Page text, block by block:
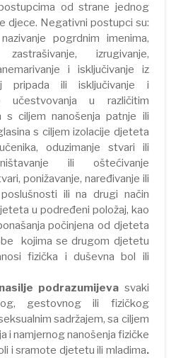
od strane jednog
djece. Negativni postupci su:
pogrdnim imenima,
zastrašivanje, izrugivanje,
i isključivanje iz
pripada ili isključivanje i
učestvovanja u različitim
s ciljem nanošenja patnje ili
s ciljem izolacije djeteta
oduzimanje stvari ili
ili oštećivanje
ponižavanje, naređivanje ili
poslušnosti ili na drugi način
u podređeni položaj, kao
počinjena od djeteta
kojima se drugom djetetu
fizička i duševna bol ili
podrazumijeva svaki
gestovnog ili fizičkog
sadržajem, sa ciljem
i namjernog nanošenja fizičke
i sramote djetetu ili mladima.